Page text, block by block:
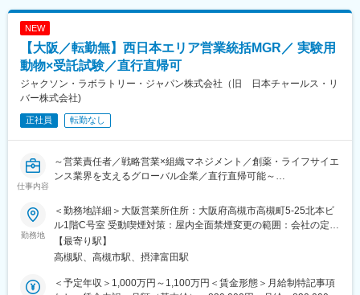
NEW
【大阪／転勤無】西日本エリア営業統括MGR／ 実験用
動物×受託試験／直行直帰可
ジャクソン・ラボラトリー・ジャパン株式会社（旧 日本チャールス・リ
バー株式会社)
正社員 転勤なし
仕事内容
～営業責任者／戦略営業×組織マネジメント／創薬・ライフサイエ
ンス業界を支えるグローバル企業／直行直帰可能～
◇業務概要
西日本エリアの営業責任者として、売上目標達成に向けた営業戦
略の策定・実行を担います。部下2名のマネジメント、重点顧客の
開拓・深耕、パイプラインおよび売上予測の管理を行うととも
に、メンバー育成や代理店マネジメントを通じて、エリア全体の
営業力向上と事業成長を推進いただきます。
勤務地
＜勤務地詳細＞大阪営業所住所：大阪府高槻市高槻町5-25北本ビ
ル1階C号室 受動喫煙対策：屋内全面禁煙変更の範囲：会社の定め
る事業所（リモートワーク含む）
【最寄り駅】
高槻駅、高槻市駅、摂津富田駅
＜予定年収＞1,000万円～1,100万円＜賃金形態＞月給制特記事項